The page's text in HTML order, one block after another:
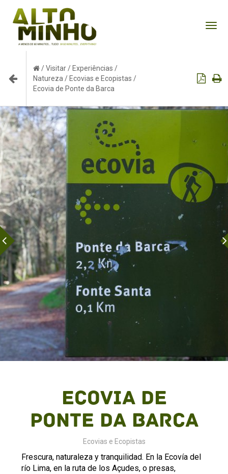
/Visitar/ Experiências /
Natureza / Ecovias e Ecopistas /
Ecovia de Ponte da Barca
Ecovia de
Ponte da Barca
Ecovias e Ecopistas
Frescura, naturaleza y tranquilidad. En la Ecovía del
río Lima, en la ruta de los Açudes, o presas,